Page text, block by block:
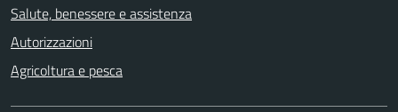
Salute, benessere e assistenza
Autorizzazioni
Agricoltura e pesca